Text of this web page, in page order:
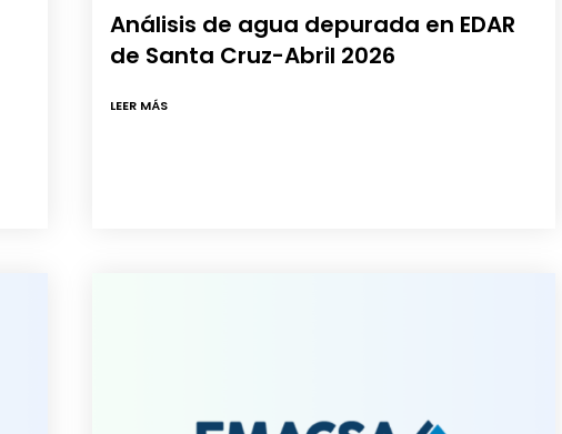
Análisis de agua depurada en EDAR
de Santa Cruz-Abril 2026
LEER MÁS